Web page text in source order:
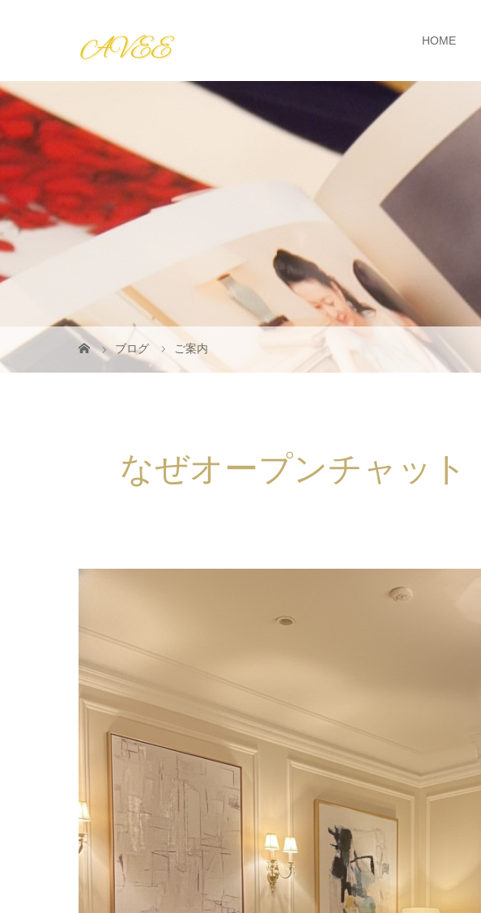
HOME
ブログ ご案内
なぜオープンチャット